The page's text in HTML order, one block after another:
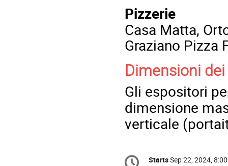
Pizzerie
Casa Matta,
Graziano Pizza
Dimensioni
Gli espositori
dimensione
verticale
Conference
StartsSep 22, 2024,